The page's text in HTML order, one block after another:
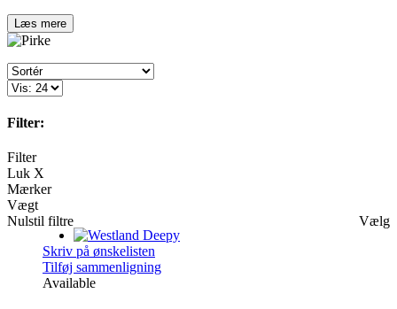
Læs mere
Filter:
Filter
Luk X
Mærker
Vægt
Nulstil filtre
Vælg
Skriv på ønskelisten
Tilføj sammenligning
Available